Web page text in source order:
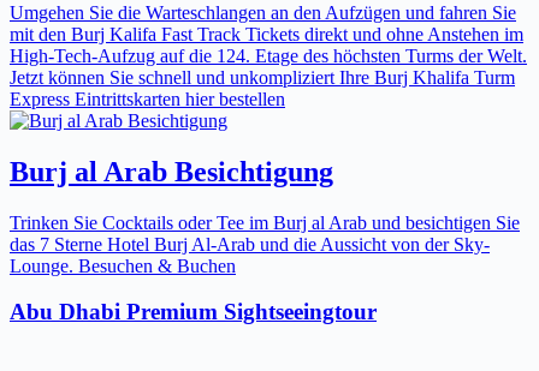
Umgehen Sie die Warteschlangen an den Aufzügen und fahren Sie
mit den Burj Kalifa Fast Track Tickets direkt und ohne Anstehen im
High-Tech-Aufzug auf die 124. Etage des höchsten Turms der Welt.
Jetzt können Sie schnell und unkompliziert Ihre Burj Khalifa Turm
Express Eintrittskarten hier bestellen
Burj al Arab Besichtigung
Trinken Sie Cocktails oder Tee im Burj al Arab und besichtigen Sie
das 7 Sterne Hotel Burj Al-Arab und die Aussicht von der Sky-
Lounge. Besuchen & Buchen
Abu Dhabi Premium Sightseeingtour